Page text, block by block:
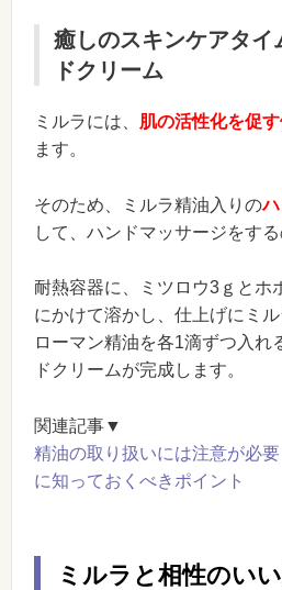
癒しのスキンケアタイ
ドクリーム
ミルラには、 肌の活性化を促す
ます。
そのため、ミルラ精油入りの
して、ハンドマッサージをする
耐熱容器に、ミツロウ3ｇとホ
にかけて溶かし、仕上げにミ
ローマン精油を各1滴ずつ入れ
ドクリームが完成します。
関連記事▼
精油の取り扱いには注意が必
に知っておくべきポイント
ミルラと相性のい